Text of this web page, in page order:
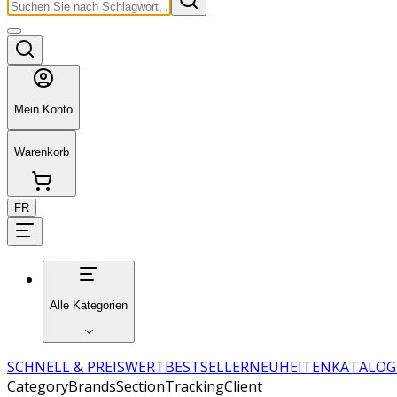
Mein Konto
Warenkorb
FR
Alle Kategorien
SCHNELL & PREISWERTBESTSELLERNEUHEITENKATALOG
CategoryBrandsSectionTrackingClient